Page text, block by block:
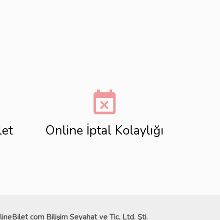
event_busy
Online İptal Kolaylığı
com Bilişim Seyahat ve Tic. Ltd. Şti.